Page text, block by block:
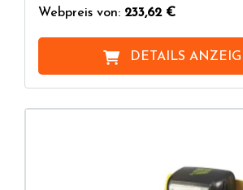
Webpreis von: 233,62 €
DETAILS